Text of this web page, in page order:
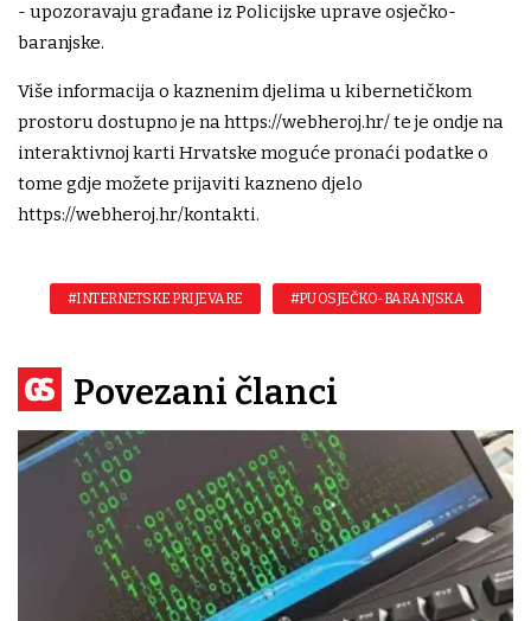
- upozoravaju građane iz Policijske uprave osječko-
baranjske.
Više informacija o kaznenim djelima u kibernetičkom
prostoru dostupno je na https://webheroj.hr/ te je ondje na
interaktivnoj karti Hrvatske moguće pronaći podatke o
tome gdje možete prijaviti kazneno djelo
https://webheroj.hr/kontakti.
#INTERNETSKE PRIJEVARE #PU OSJEČKO-BARANJSKA
Povezani članci